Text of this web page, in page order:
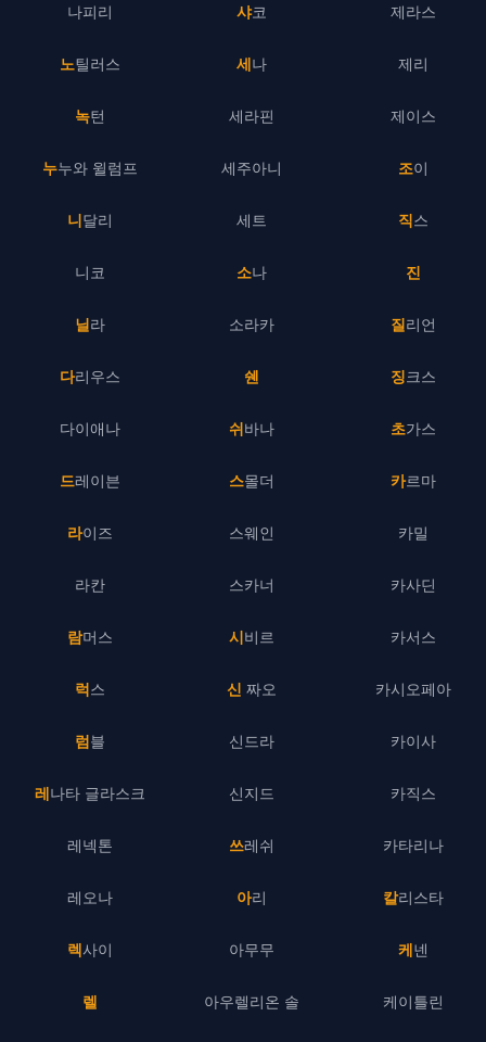
나피리
노틸러스
녹턴
누누와 윌럼프
니달리
니코
닐라
다리우스
다이애나
드레이븐
라이즈
라칸
람머스
럭스
럼블
레나타 글라스크
레넥톤
레오나
렉사이
렐
샤코
세나
세라핀
세주아니
세트
소나
소라카
쉔
쉬바나
스몰더
스웨인
스카너
시비르
신 짜오
신드라
신지드
쓰레쉬
아리
아무무
아우렐리온 솔
제라스
제리
제이스
조이
직스
진
질리언
징크스
초가스
카르마
카밀
카사딘
카서스
카시오페아
카이사
카직스
카타리나
칼리스타
케넨
케이틀린